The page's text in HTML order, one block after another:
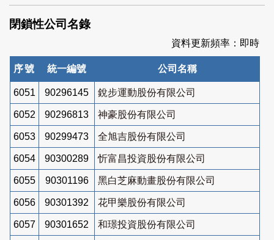
索
閉鎖性公司名錄
資料更新頻率：即時
序號 統一編號 公司名稱
6051 90296145 銳步運動股份有限公司
6052 90296813 神豪股份有限公司
6053 90299473 全旭吉股份有限公司
6054 90300289 忻富昌投資股份有限公司
6055 90301196 黑白芝麻動畫股份有限公司
6056 90301392 花甲樂股份有限公司
6057 90301652 和璟投資股份有限公司